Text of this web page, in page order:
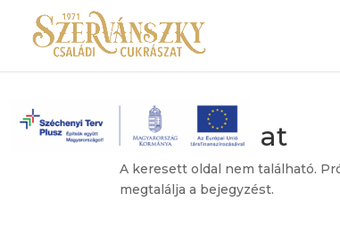
Nincs találat
A keresett oldal nem található.
megtalálja a bejegyzést.